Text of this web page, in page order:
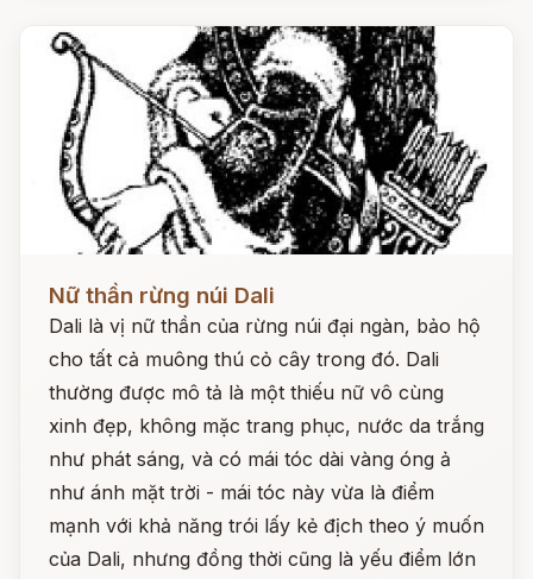
Nữ thần rừng núi Dali
Dali là vị nữ thần của rừng núi đại ngàn, bảo hộ
cho tất cả muông thú cỏ cây trong đó. Dali
thường được mô tả là một thiếu nữ vô cùng
xinh đẹp, không mặc trang phục, nước da trắng
như phát sáng, và có mái tóc dài vàng óng ả
như ánh mặt trời - mái tóc này vừa là điểm
mạnh với khả năng trói lấy kẻ địch theo ý muốn
của Dali, nhưng đồng thời cũng là yếu điểm lớn